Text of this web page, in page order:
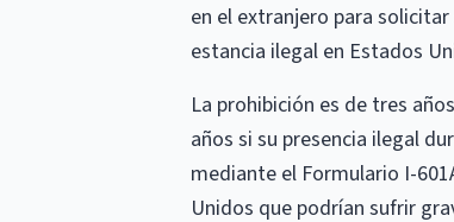
en el extranjero para
estancia ilegal en Estados
La prohibición es de tres
años si su presencia ilegal
mediante el Formulario I-
Unidos que podrían sufrir